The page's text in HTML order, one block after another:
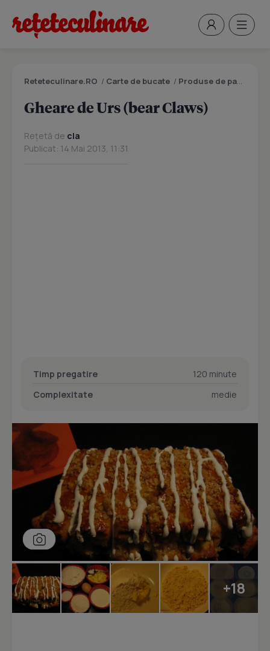
Reteteculinare.RO / Carte de bucate / Produse de panificatie si patiserie
Gheare de Urs (bear Claws)
Rețetă de cla
Publicat: 14 Mai 2013, 11:31
Timp pregatire
120 minute
Complexitate
medie
+18